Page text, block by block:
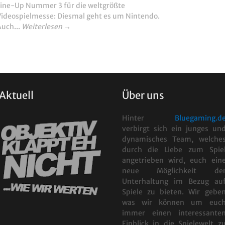
Up Nummer 3 für die weltgrößte
Diesmal geht es um Nintendo.
Weiterlesen →
Über uns
Hinter Bluegaming.de
verbirgt sich ein junges und
dynamisches Team, welches
durch die Liebe zum Spiel
angetrieben wird, euch eine
neue Möglichkeit der
Unterhaltung im Bezug
Spiele zu bieten. Wir geben
was wir können um euch
immer einen interessanten